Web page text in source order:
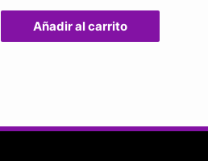
Añadir al carrito